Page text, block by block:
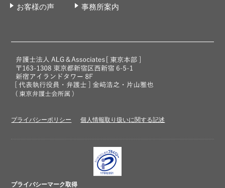
お客様の声
事務所案内
プライバシーポリシー 個人情報取り扱いに関する記述
プライバシーマーク取得